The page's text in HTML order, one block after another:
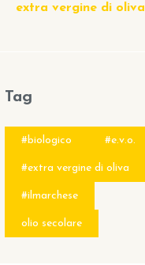
extra vergine di oliva
Tag
#biologico #e.v.o.
#extra vergine di oliva
#ilmarchese
olio secolare